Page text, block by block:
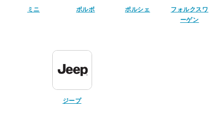
ミニ ボルボ ポルシェ
フォルクスワ
ーゲン
ジープ